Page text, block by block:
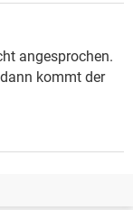
angesprochen.
kommt der